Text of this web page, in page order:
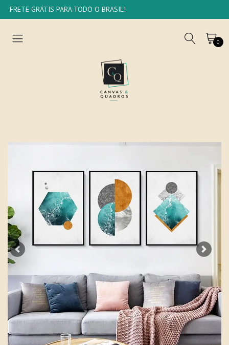
FRETE GRÁTIS PARA TODO O BRASIL!
0
Previous Next